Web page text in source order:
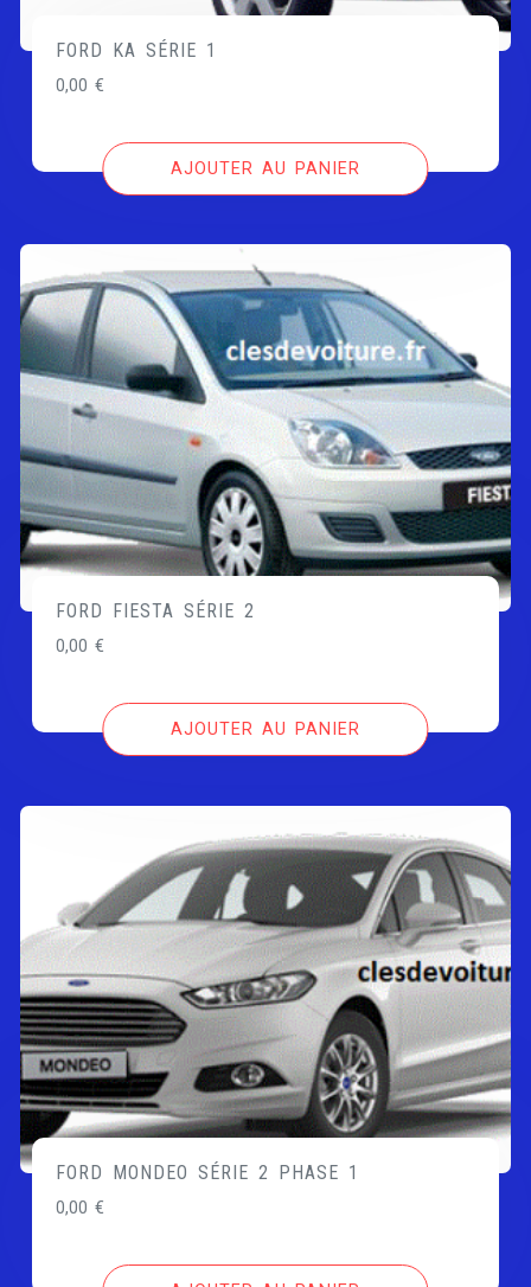
FORD KA SÉRIE 1
0,00€
AJOUTER AU PANIER
FORD FIESTA SÉRIE 2
0,00€
AJOUTER AU PANIER
FORD MONDEO SÉRIE 2 PHASE 1
0,00€